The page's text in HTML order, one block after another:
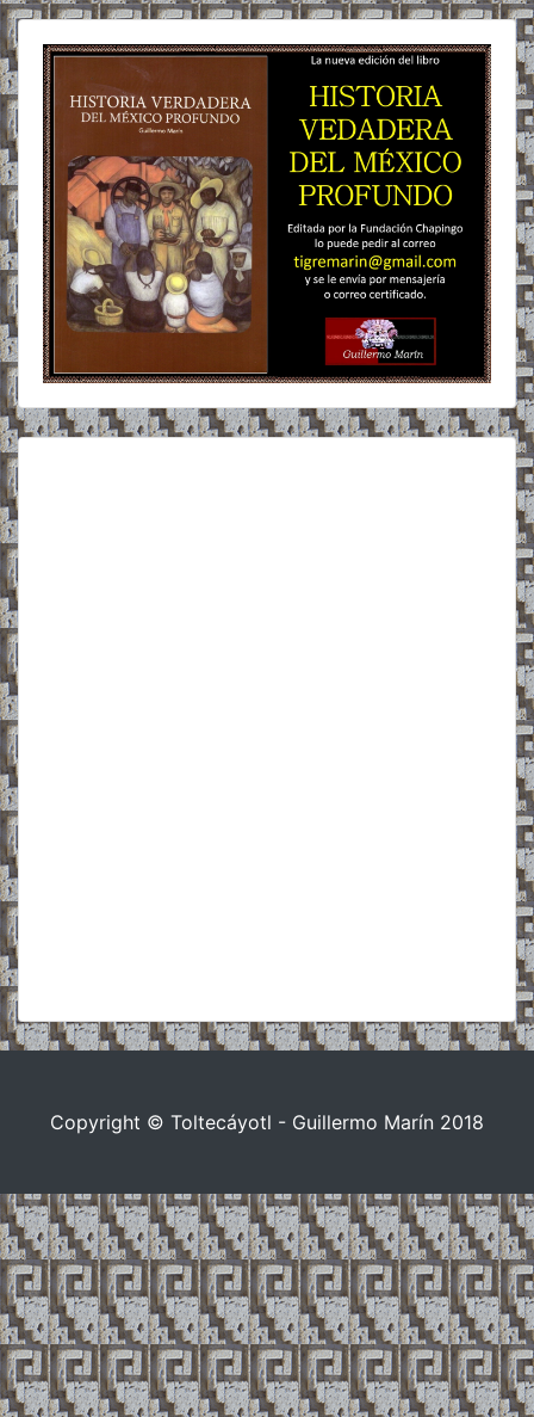
Copyright © Toltecáyotl - Guillermo Marín 2018